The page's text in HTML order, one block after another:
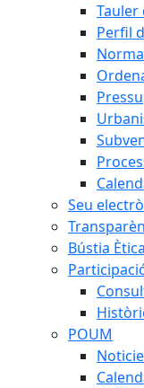
Tauler
Perfil
Seu
Bústia Ètica
POUM